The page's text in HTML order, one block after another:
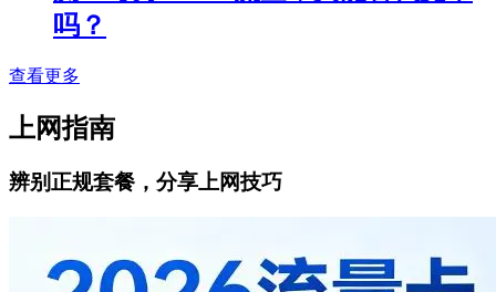
吗？
查看更多
上网指南
辨别正规套餐，分享上网技巧